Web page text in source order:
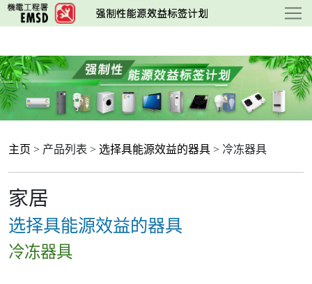
跳
至
要
内
容
主页 > 产品列表 > 选择具能源效益的器具 > 冷冻器具
家居
选择具能源效益的器具
冷冻器具